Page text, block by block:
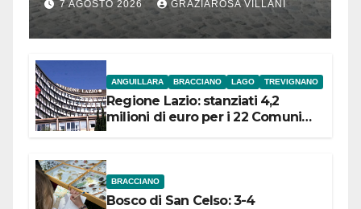
l’inaugurazione
7 AGOSTO 2026 GRAZIAROSA VILLANI
ANGUILLARA BRACCIANO LAGO TREVIGNANO
Regione Lazio: stanziati 4,2
milioni di euro per i 22 Comuni
BRACCIANO
Bosco di San Celso: 3-4